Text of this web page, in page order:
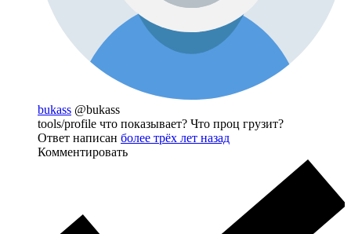
bukass @bukass
tools/profile что показывает? Что проц грузит?
Ответ написан более трёх лет назад
Комментировать